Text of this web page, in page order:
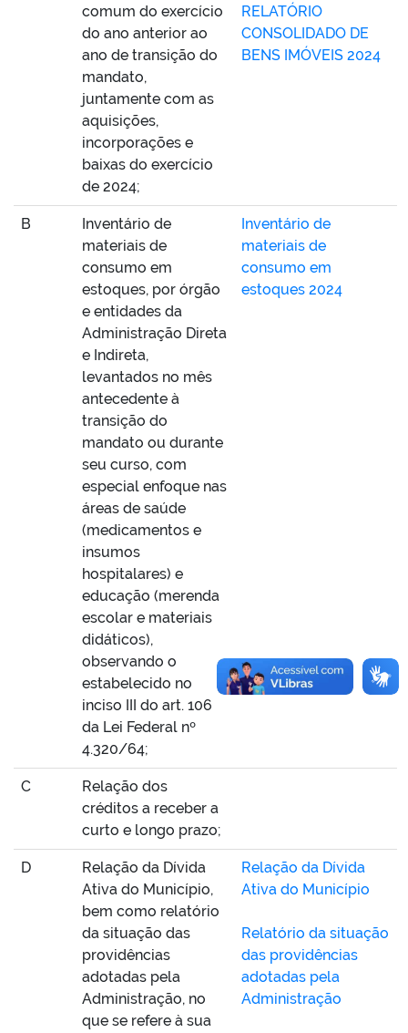
comum do exercício
do ano anterior ao
ano de transição do
mandato,
juntamente com as
aquisições,
incorporações e
baixas do exercício
de 2024;
RELATÓRIO
CONSOLIDADO DE
BENS IMÓVEIS 2024
B
Inventário de
materiais de
consumo em
estoques, por órgão
e entidades da
Administração Direta
e Indireta,
levantados no mês
antecedente à
transição do
mandato ou durante
seu curso, com
especial enfoque nas
áreas de saúde
(medicamentos e
insumos
hospitalares) e
educação (merenda
escolar e materiais
didáticos),
observando o
estabelecido no
inciso III do art. 106
da Lei Federal nº
4.320/64;
Inventário de
materiais de
consumo em
estoques 2024
C
Relação dos
créditos a receber a
curto e longo prazo;
D
Relação da Dívida
Ativa do Município,
bem como relatório
da situação das
providências
adotadas pela
Administração, no
que se refere à sua
Relação da Dívida
Ativa do Município
Relatório da situação
das providências
adotadas pela
Administração